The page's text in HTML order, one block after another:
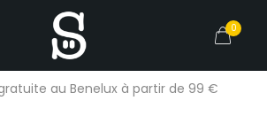
0
au Benelux à partir de 99 €